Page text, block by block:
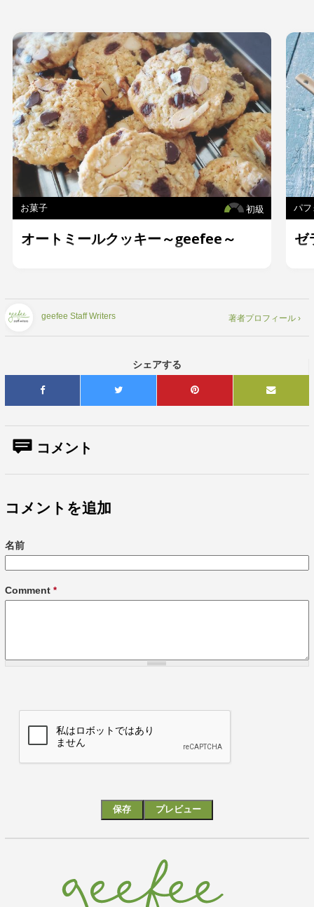
初級
お菓子
オートミールクッキー～geefee～
パフ
ゼ
geefee Staff Writers 著者プロフィール ›
シェアする
コメント
コメントを追加
名前
Comment *